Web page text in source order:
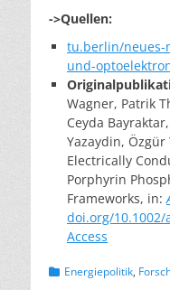
->Quellen:
tu.berlin/neues-
und-
Wagner, Patrik
Ceyda
Yazaydin, Özgür
Electrically
Porphyrin
Frameworks, in:
doi.org/10.1002/
Access
Kategorien
Energiepolitik,